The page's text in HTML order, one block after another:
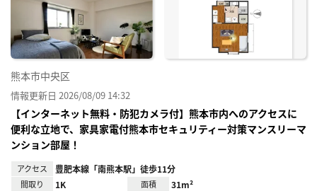
熊本市中央区
情報更新日 2026/08/09 14:32
【インターネット無料・防犯カメラ付】熊本市内へのアクセスに
便利な立地で、家具家電付熊本市セキュリティー対策マンスリーマ
ンション部屋！
アクセス 豊肥本線「南熊本駅」徒歩11分
間取り 1K 面積 31m²